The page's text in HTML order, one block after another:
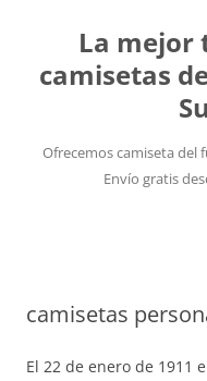
La mejor
camisetas
Ofrecemos camiseta del
Envío gratis
camisetas
El 22 de enero de 1911